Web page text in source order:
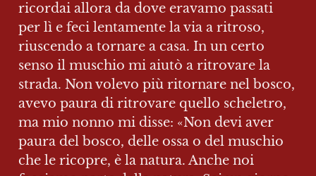
ricordai allora da dove eravamo passati
per lì e feci lentamente la via a ritroso,
riuscendo a tornare a casa. In un certo
senso il muschio mi aiutò a ritrovare la
strada. Non volevo più ritornare nel bosco,
avevo paura di ritrovare quello scheletro,
ma mio nonno mi disse: «Non devi aver
paura del bosco, delle ossa o del muschio
che le ricopre, è la natura. Anche noi